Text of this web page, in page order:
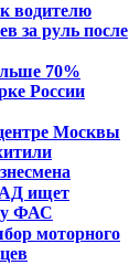
водителю
за руль после
70%
России
Москвы
ищет
у ФАС
моторного